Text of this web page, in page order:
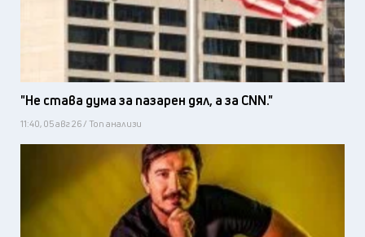
"Не става дума за пазарен дял, а за CNN."
11:40, 05 авг 26 / Топ анализи